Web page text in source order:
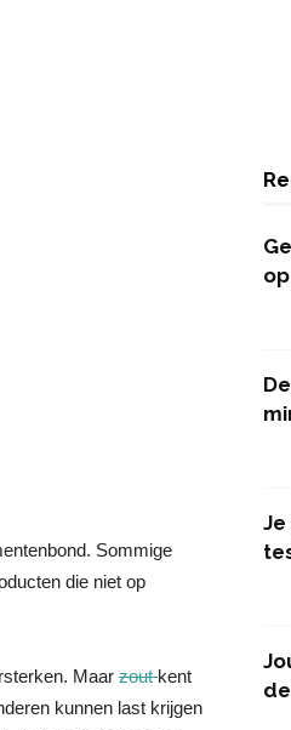
Sommige
die niet op
Maar zoutkent
kunnen last krijgen